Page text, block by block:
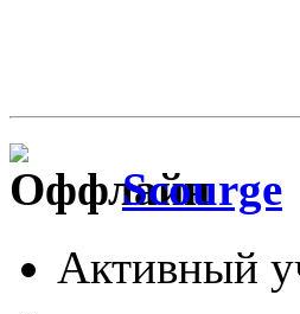
Scourge
Активный